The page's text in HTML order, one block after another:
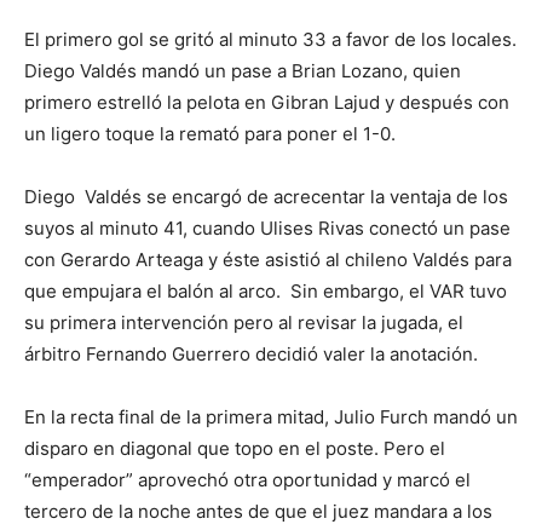
El primero gol se gritó al minuto 33 a favor de los locales.
Diego Valdés mandó un pase a Brian Lozano, quien
primero estrelló la pelota en Gibran Lajud y después con
un ligero toque la remató para poner el 1-0.
Diego Valdés se encargó de acrecentar la ventaja de los
suyos al minuto 41, cuando Ulises Rivas conectó un pase
con Gerardo Arteaga y éste asistió al chileno Valdés para
que empujara el balón al arco. Sin embargo, el VAR tuvo
su primera intervención pero al revisar la jugada, el
árbitro Fernando Guerrero decidió valer la anotación.
En la recta final de la primera mitad, Julio Furch mandó un
disparo en diagonal que topo en el poste. Pero el
“emperador” aprovechó otra oportunidad y marcó el
tercero de la noche antes de que el juez mandara a los